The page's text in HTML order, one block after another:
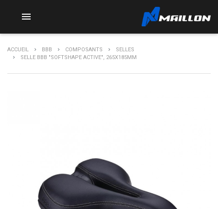

ACCUEIL BBB COMPOSANTS
SELLES
SELLE BBB "SOFTSHAPE ACTIVE", 265X185MM